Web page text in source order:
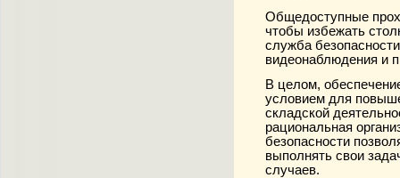
Общедоступные
чтобы избежать
служба
видеонаблюдения и
В целом,
условием для
складской
рациональная
безопасности
выполнять свои
случаев.